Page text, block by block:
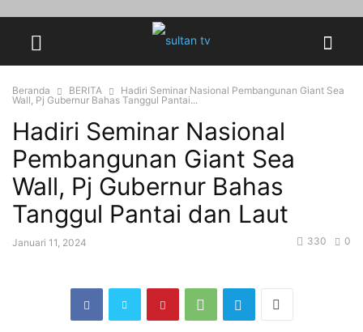
Beranda BERITA
Hadiri Seminar Nasional Pembangunan Giant Sea
Wall, Pj Gubernur Bahas Tanggul Pantai...
Hadiri Seminar Nasional
Pembangunan Giant Sea
Wall, Pj Gubernur Bahas
Tanggul Pantai dan Laut
Januari 11, 2024 0
330